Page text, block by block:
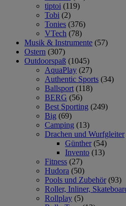
tiptoi (119)
Tobi (2)
Tonies (376)
VTech (78)
Musik & Instrumente (57)
Ostern (307)
Outdoorspaß (1045)
AquaPlay (27)
Authentic Sports (34)
Ballsport (118)
BERG (56)
Best Sporting (249)
Big (69)
Camping (13)
Drachen und Wurfgleiter
Günther (54)
Invento (13)
Fitness (27)
Hudora (50)
Pools und Zubehör (93)
Roller, Inliner,
Rollplay (5)